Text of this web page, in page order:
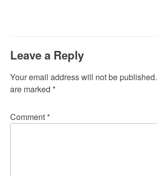
Leave a Reply
Your email address will not be published.
are marked *
Comment *